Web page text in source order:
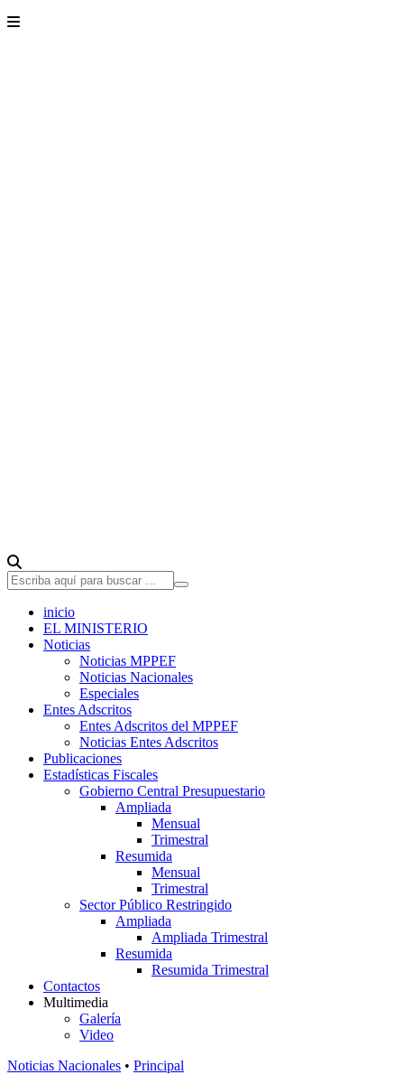
inicio
EL MINISTERIO
Noticias
Noticias MPPEF
Noticias Nacionales
Especiales
Entes Adscritos
Entes Adscritos del MPPEF
Noticias Entes Adscritos
Publicaciones
Estadísticas Fiscales
Gobierno Central Presupuestario
Ampliada
Mensual
Trimestral
Resumida
Mensual
Trimestral
Sector Público Restringido
Ampliada
Ampliada Trimestral
Resumida
Resumida Trimestral
Contactos
Multimedia
Galería
Video
Noticias Nacionales • Principal